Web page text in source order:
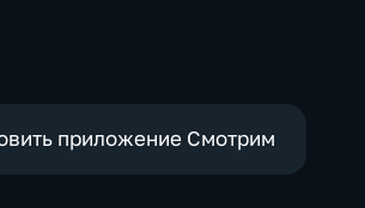
приложение Смотрим